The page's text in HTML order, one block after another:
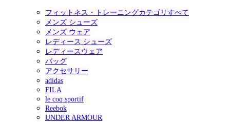
フィットネス・トレーニングカテゴリすべて
メンズ シューズ
メンズ ウェア
レディース シューズ
レディースウェア
バッグ
アクセサリー
adidas
FILA
le coq sportif
Reebok
UNDER ARMOUR